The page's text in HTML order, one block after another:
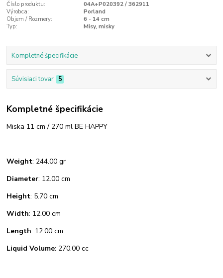
Číslo produktu:
04A+P020392 / 362911
Výrobca:
Porland
Objem / Rozmery:
6 - 14 cm
Typ:
Misy, misky
Kompletné špecifikácie
Súvisiaci tovar 5
Kompletné špecifikácie
Miska 11 cm / 270 ml BE HAPPY
Weight: 244.00 gr
Diameter: 12.00 cm
Height: 5.70 cm
Width: 12.00 cm
Length: 12.00 cm
Liquid Volume: 270.00 cc